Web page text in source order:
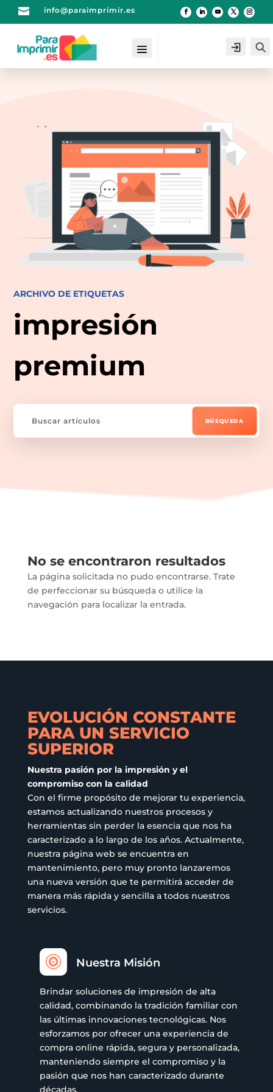
 info@paraimprimir.es
Login
ARCHIVO DE ETIQUETAS
impresión
premium
No se encontraron resultados
La página solicitada no pudo encontrarse. Trate
de perfeccionar su búsqueda o utilice la
navegación para localizar la entrada.
EVOLUCIÓN CONSTANTE
PARA UN SERVICIO
SUPERIOR
Nuestra pasión por la impresión y el
compromiso con la calidad
Con el firme propósito de mejorar tu experiencia,
estamos actualizando nuestros procesos y
herramientas sin perder la esencia que nos ha
caracterizado a lo largo de los años. Actualmente,
nuestra página web se encuentra en
mantenimiento, pero muy pronto lanzaremos
una nueva versión que te permitirá acceder de
manera más rápida y sencilla a todos nuestros
servicios.
 Nuestra Misión
Brindar soluciones de impresión de alta
calidad, combinando la tradición familiar con
las últimas innovaciones tecnológicas. Nos
esforzamos por ofrecer una experiencia de
compra online rápida, segura y personalizada,
manteniendo siempre el compromiso y la
pasión que nos han caracterizado durante
décadas.